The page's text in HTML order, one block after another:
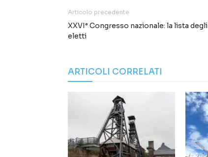
Articolo precedente
XXVI° Congresso nazionale: la lista degli
eletti
ARTICOLI CORRELATI